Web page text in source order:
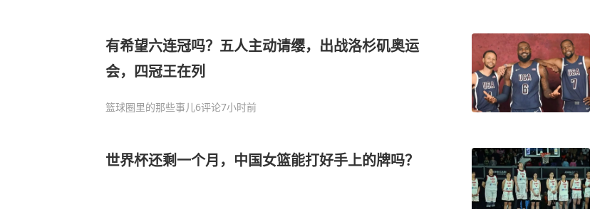
有希望六连冠吗？五人主动请缨，出战洛杉矶奥运
会，四冠王在列
篮球圈里的那些事儿6评论7小时前
世界杯还剩一个月，中国女篮能打好手上的牌吗？